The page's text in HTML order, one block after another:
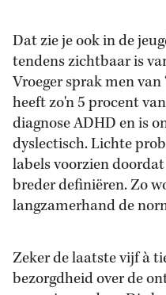
Dat zie je ook in de
tendens zichtbaar is
Vroeger sprak men
heeft zo'n 5 procent
diagnose ADHD en is
dyslectisch. Lichte
labels voorzien
breder definiëren. Zo
langzamerhand de
Zeker de laatste vijf à
bezorgdheid over de